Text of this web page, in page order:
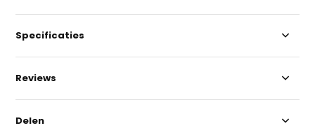
Specificaties
Reviews
Delen